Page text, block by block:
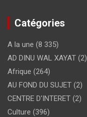
Catégories
A la une (8 335)
AD DINU WAL XAYAT (2)
Afrique (264)
AU FOND DU SUJET (2)
CENTRE D'INTERET (2)
Culture (396)